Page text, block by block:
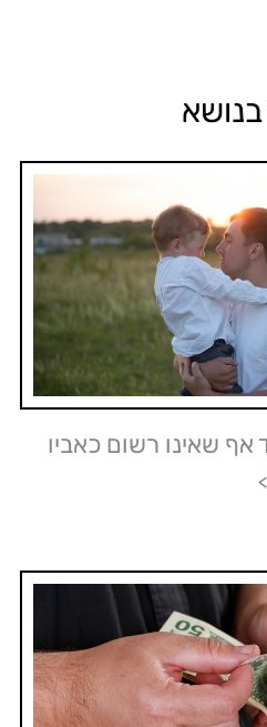
אף שאינו רשום כאביו